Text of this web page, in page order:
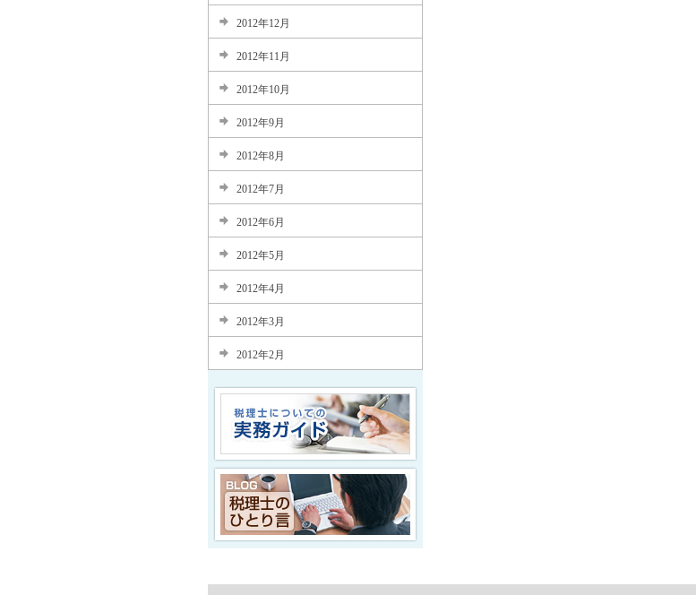
2012年12月
2012年11月
2012年10月
2012年9月
2012年8月
2012年7月
2012年6月
2012年5月
2012年4月
2012年3月
2012年2月